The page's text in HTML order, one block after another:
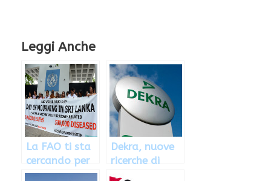
Leggi Anche
La FAO ti sta
cercando per
cambiare il
Dekra, nuove
ricerche di
personale a